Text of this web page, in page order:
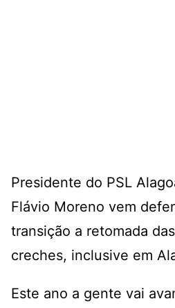
Presidente do PSL
Flávio Moreno vem
transição a retomada
creches, inclusive em
Este ano a gente vai